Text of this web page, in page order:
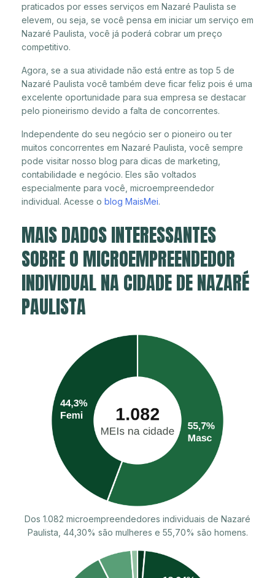
praticados por esses serviços em Nazaré Paulista se
elevem, ou seja, se você pensa em iniciar um serviço em
Nazaré Paulista, você já poderá cobrar um preço
competitivo.
Agora, se a sua atividade não está entre as top 5 de
Nazaré Paulista você também deve ficar feliz pois é uma
excelente oportunidade para sua empresa se destacar
pelo pioneirismo devido a falta de concorrentes.
Independente do seu negócio ser o pioneiro ou ter
muitos concorrentes em Nazaré Paulista, você sempre
pode visitar nosso blog para dicas de marketing,
contabilidade e negócio. Eles são voltados
especialmente para você, microempreendedor
individual. Acesse o blog MaisMei.
MAIS DADOS INTERESSANTES
SOBRE O MICROEMPREENDEDOR
INDIVIDUAL NA CIDADE DE NAZARÉ
PAULISTA
Dos 1.082 microempreendedores individuais de Nazaré
Paulista, 44,30% são mulheres e 55,70% são homens.